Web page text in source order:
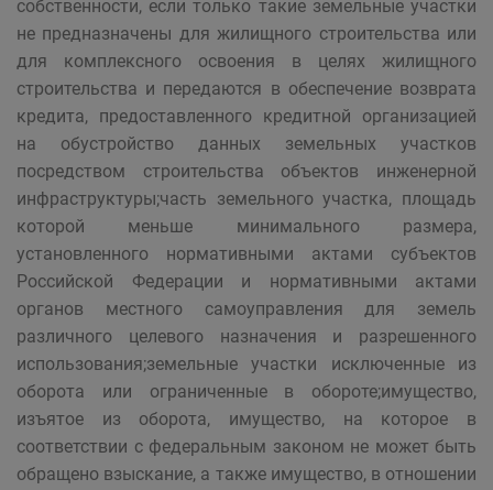
собственности, если только такие земельные участки
не предназначены для жилищного строительства или
для комплексного освоения в целях жилищного
строительства и передаются в обеспечение возврата
кредита, предоставленного кредитной организацией
на обустройство данных земельных участков
посредством строительства объектов инженерной
инфраструктуры;часть земельного участка, площадь
которой меньше минимального размера,
установленного нормативными актами субъектов
Российской Федерации и нормативными актами
органов местного самоуправления для земель
различного целевого назначения и разрешенного
использования;земельные участки исключенные из
оборота или ограниченные в обороте;имущество,
изъятое из оборота, имущество, на которое в
соответствии с федеральным законом не может быть
обращено взыскание, а также имущество, в отношении